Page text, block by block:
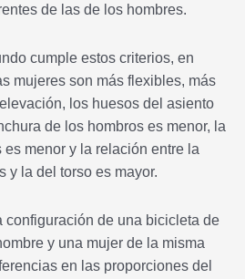
de las de los hombres.
cumple estos criterios, en
mujeres son más flexibles, más
los huesos del asiento
de los hombros es menor, la
es menor y la relación entre la
y la del torso es mayor.
configuración de una bicicleta de
y una mujer de la misma
en las proporciones del